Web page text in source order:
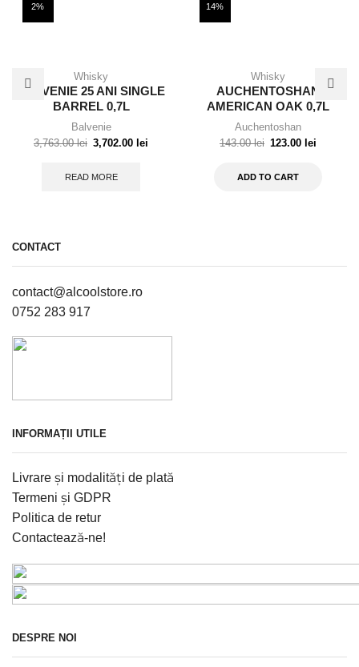
2%
Whisky
BALVENIE 25 ANI SINGLE
BARREL 0,7L
Balvenie
3,763.00lei 3,702.00 lei
READ MORE
14%
Whisky
AUCHENTOSHAN
AMERICAN OAK 0,7L
Auchentoshan
143.00lei 123.00 lei
ADD TO CART
CONTACT
contact@alcoolstore.ro
0752 283 917
INFORMAȚII UTILE
Livrare și modalități de plată
Termeni și GDPR
Politica de retur
Contactează-ne!
DESPRE NOI